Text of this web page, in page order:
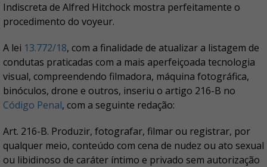
Indiscreta de Alfred Hitchock mostra perfeitamente o
procedimento do voyeur.
A lei 13.772/18, com a finalidade de atualizar a listagem de
condutas praticadas com a mais aperfeiçoada tecnologia
visual, compreendendo filmadora, máquina fotográfica,
binóculos, drone e outros, inseriu o artigo 216-B no
Código Penal, com a seguinte redação:
Art. 216-B. Produzir, fotografar, filmar ou registrar, por
qualquer meio, conteúdo com cena de nudez ou ato sexual
ou libidinoso de caráter íntimo e privado sem autorização